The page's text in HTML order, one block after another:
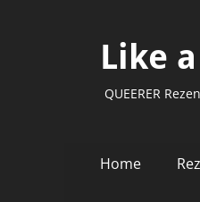
Like
QUEERER
Primäres
Inhalt
Home